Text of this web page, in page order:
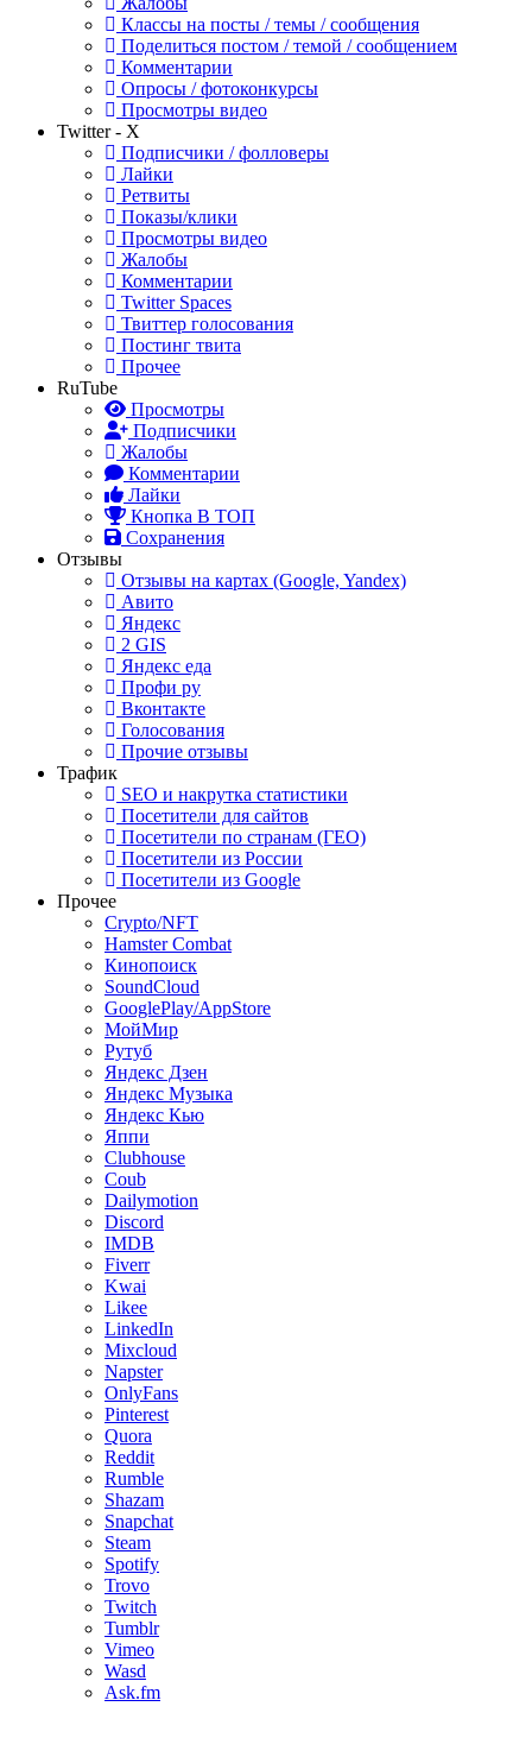
Классы на посты / темы / сообщения
Поделиться постом / темой / сообщением
Комментарии
Опросы / фотоконкурсы
Просмотры видео
Twitter - X
Подписчики / фолловеры
Лайки
Ретвиты
Показы/клики
Просмотры видео
Жалобы
Комментарии
Twitter Spaces
Твиттер голосования
Постинг твита
Прочее
RuTube
Просмотры
Подписчики
Жалобы
Комментарии
Лайки
Кнопка В ТОП
Сохранения
Отзывы
Отзывы на картах (Google, Yandex)
Авито
Яндекс
2 GIS
Яндекс еда
Профи ру
Вконтакте
Голосования
Прочие отзывы
Трафик
SEO и накрутка статистики
Посетители для сайтов
Посетители по странам (ГЕО)
Посетители из России
Посетители из Google
Прочее
Crypto/NFT
Hamster Combat
Кинопоиск
SoundCloud
GooglePlay/AppStore
МойМир
Рутуб
Яндекс Дзен
Яндекс Музыка
Яндекс Кью
Яппи
Clubhouse
Coub
Dailymotion
Discord
IMDB
Fiverr
Kwai
Likee
LinkedIn
Mixcloud
Napster
OnlyFans
Pinterest
Quora
Reddit
Rumble
Shazam
Snapchat
Steam
Spotify
Trovo
Twitch
Tumblr
Vimeo
Wasd
Ask.fm